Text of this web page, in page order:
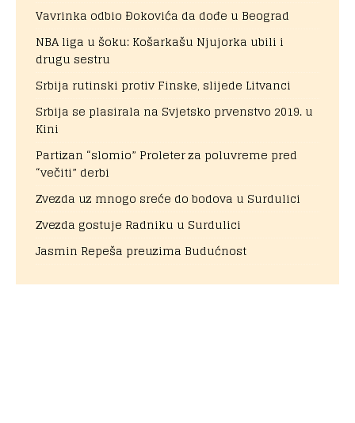
Vavrinka odbio Đokovića da dođe u Beograd
NBA liga u šoku: Košarkašu Njujorka ubili i
drugu sestru
Srbija rutinski protiv Finske, slijede Litvanci
Srbija se plasirala na Svjetsko prvenstvo 2019. u
Kini
Partizan “slomio” Proleter za poluvreme pred
“večiti” derbi
Zvezda uz mnogo sreće do bodova u Surdulici
Zvezda gostuje Radniku u Surdulici
Jasmin Repeša preuzima Budućnost